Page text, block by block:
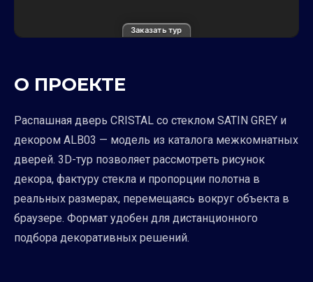
Заказать тур
О ПРОЕКТЕ
Распашная дверь CRISTAL со стеклом SATIN GREY и
декором ALB03 — модель из каталога межкомнатных
дверей. 3D-тур позволяет рассмотреть рисунок
декора, фактуру стекла и пропорции полотна в
реальных размерах, перемещаясь вокруг объекта в
браузере. Формат удобен для дистанционного
подбора декоративных решений.